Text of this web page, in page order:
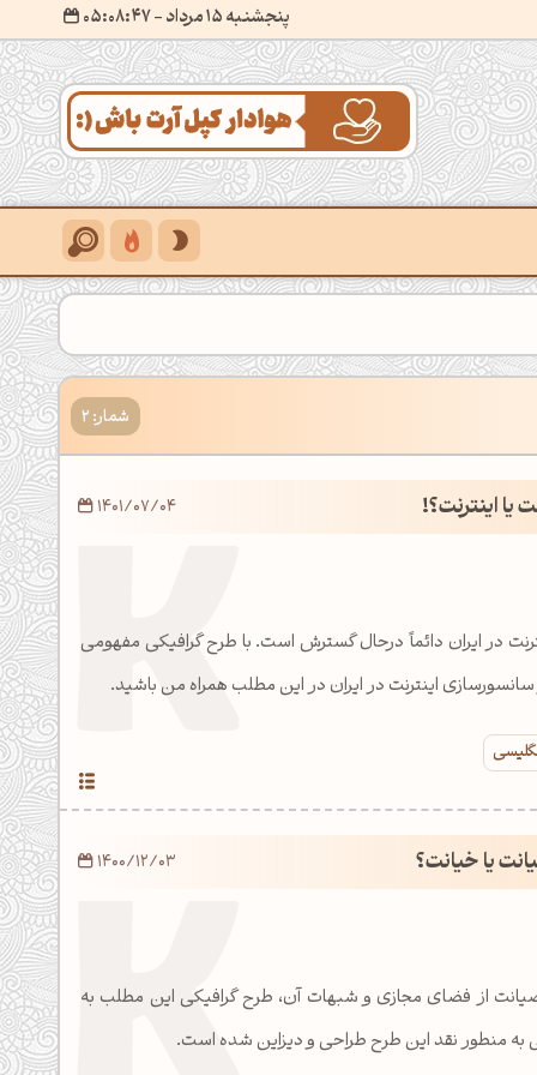
پنجشنبه 15 مرداد - ۰۵:۰۸:۴۸
شمار: 2
یا اینترنت؟!
در ایران دائماً درحال گسترش است. با طرح گرافیکی مفهومی
اینترنت در ایران در این مطلب همراه من باشید.
1401/07/04
یا خیانت؟
از فضای مجازی و شبهات آن، طرح گرافیکی این مطلب به
به منطور نقد این طرح طراحی و دیزاین شده است.
1400/12/03